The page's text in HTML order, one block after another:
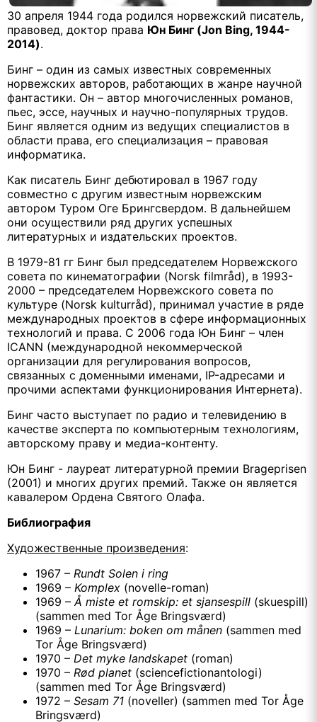
30 апреля 1944 года родился норвежский писатель,
правовед, доктор права Юн Бинг (Jon Bing, 1944-
2014).
Бинг – один из самых известных современных
норвежских авторов, работающих в жанре научной
фантастики. Он – автор многочисленных романов,
пьес, эссе, научных и научно-популярных трудов.
Бинг является одним из ведущих специалистов в
области права, его специализация – правовая
информатика.
Как писатель Бинг дебютировал в 1967 году
совместно с другим известным норвежским
автором Туром Оге Брингсвердом. В дальнейшем
они осуществили ряд других успешных
литературных и издательских проектов.
В 1979-81 гг Бинг был председателем Норвежского
совета по кинематографии (Norsk filmråd), в 1993-
2000 – председателем Норвежского совета по
культуре (Norsk kulturråd), принимал участие в ряде
международных проектов в сфере информационных
технологий и права. С 2006 года Юн Бинг – член
ICANN (международной некоммерческой
организации для регулирования вопросов,
связанных с доменными именами, IP-адресами и
прочими аспектами функционирования Интернета).
Бинг часто выступает по радио и телевидению в
качестве эксперта по компьютерным технологиям,
авторскому праву и медиа-контенту.
Юн Бинг - лауреат литературной премии Brageprisen
(2001) и многих других премий. Также он является
кавалером Ордена Святого Олафа.
Библиография
Художественные произведения:
1967 – Rundt Solen i ring
1969 – Komplex (novelle-roman)
1969 –Å miste et romskip: et sjansespill (skuespill)
(sammen med Tor Åge Bringsværd)
1969 – Lunarium: boken om månen (sammen med
Tor Åge Bringsværd)
1970 – Det myke landskapet (roman)
1970 – Rød planet (sciencefictionantologi)
(sammen med Tor Åge Bringsværd)
1972 – Sesam 71 (noveller) (sammen med Tor Åge
Bringsværd)